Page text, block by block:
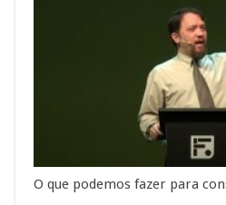
O que podemos fazer para